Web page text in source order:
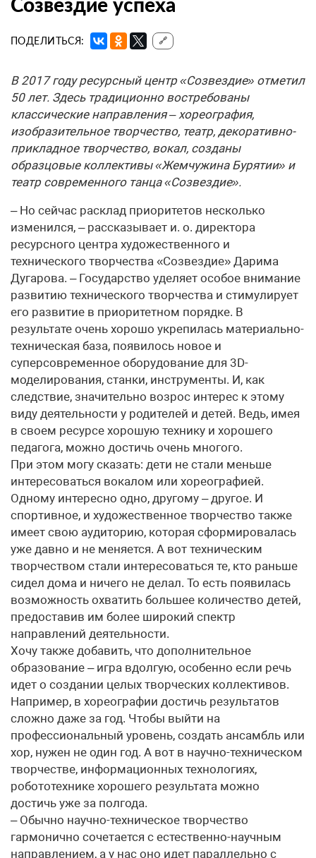
ПОДЕЛИТЬСЯ: 🔗
В 2017 году ресурсный центр «Созвездие» отметил
50 лет. Здесь традиционно востребованы
классические направления – хореография,
изобразительное творчество, театр, декоративно-
прикладное творчество, вокал, созданы
образцовые коллективы «Жемчужина Бурятии» и
театр современного танца «Созвездие».
– Но сейчас расклад приоритетов несколько
изменился, – рассказывает и. о. директора
ресурсного центра художественного и
технического творчества «Созвездие» Дарима
Дугарова. – Государство уделяет особое внимание
развитию технического творчества и стимулирует
его развитие в приоритетном порядке. В
результате очень хорошо укрепилась материально-
техническая база, появилось новое и
суперсовременное оборудование для 3D-
моделирования, станки, инструменты. И, как
следствие, значительно возрос интерес к этому
виду деятельности у родителей и детей. Ведь, имея
в своем ресурсе хорошую технику и хорошего
педагога, можно достичь очень многого.
При этом могу сказать: дети не стали меньше
интересоваться вокалом или хореографией.
Одному интересно одно, другому – другое. И
спортивное, и художественное творчество также
имеет свою аудиторию, которая сформировалась
уже давно и не меняется. А вот техническим
творчеством стали интересоваться те, кто раньше
сидел дома и ничего не делал. То есть появилась
возможность охватить большее количество детей,
предоставив им более широкий спектр
направлений деятельности.
Хочу также добавить, что дополнительное
образование – игра вдолгую, особенно если речь
идет о создании целых творческих коллективов.
Например, в хореографии достичь результатов
сложно даже за год. Чтобы выйти на
профессиональный уровень, создать ансамбль или
хор, нужен не один год. А вот в научно-техническом
творчестве, информационных технологиях,
робототехнике хорошего результата можно
достичь уже за полгода.
– Обычно научно-техническое творчество
гармонично сочетается с естественно-научным
направлением, а у нас оно идет параллельно с